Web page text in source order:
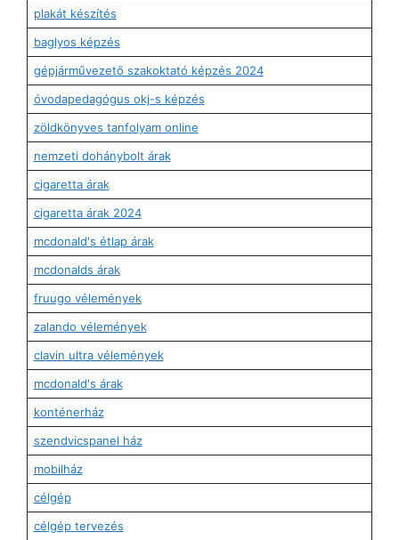
plakát készítés
baglyos képzés
gépjárművezető szakoktató képzés 2024
óvodapedagógus okj-s képzés
zöldkönyves tanfolyam online
nemzeti dohánybolt árak
cigaretta árak
cigaretta árak 2024
mcdonald's étlap árak
mcdonalds árak
fruugo vélemények
zalando vélemények
clavin ultra vélemények
mcdonald's árak
konténerház
szendvicspanel ház
mobilház
célgép
célgép tervezés